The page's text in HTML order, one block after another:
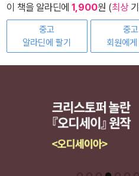
이 책을 알라딘에 1,900원 (최상기
중고
알라딘에 팔기
중고
회원에게